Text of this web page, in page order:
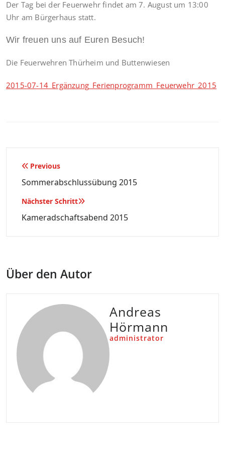
Der Tag bei der Feuerwehr findet am 7. August um 13:00
Uhr am Bürgerhaus statt.
Wir freuen uns auf Euren Besuch!
Die Feuerwehren Thürheim und Buttenwiesen
2015-07-14_Ergänzung_Ferienprogramm_Feuerwehr_2015
Beitragsnavigation
Previous
Sommerabschlussübung 2015
Nächster Schritt
Kameradschaftsabend 2015
Über den Autor
Andreas
Hörmann
administrator